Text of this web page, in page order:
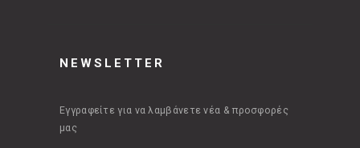
NEWSLETTER
Εγγραφείτε για να λαμβάνετε νέα & προσφορές
μας